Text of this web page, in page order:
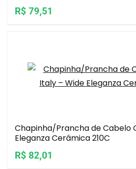
R$ 79,51
Chapinha/Prancha de Cabelo
Eleganza Cerâmica 210C
R$ 82,01